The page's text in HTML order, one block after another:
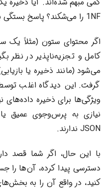
1NF را می‌شکند؟ پاسخ بستگی به تفسیر شما از “اتمیته” دارد.
کامل و تجزیه‌ناپذیر در نظر
می‌شود (مانند ذخیره یا
گرفت. این دیدگاه اغلب
ویژگی‌ها برای ذخیره داده‌های
نیازی به پرس‌وجوی عمیق
JSON ندارند.
دسترسی پیدا کرده، آن‌ها را
کنید، در واقع آن را به